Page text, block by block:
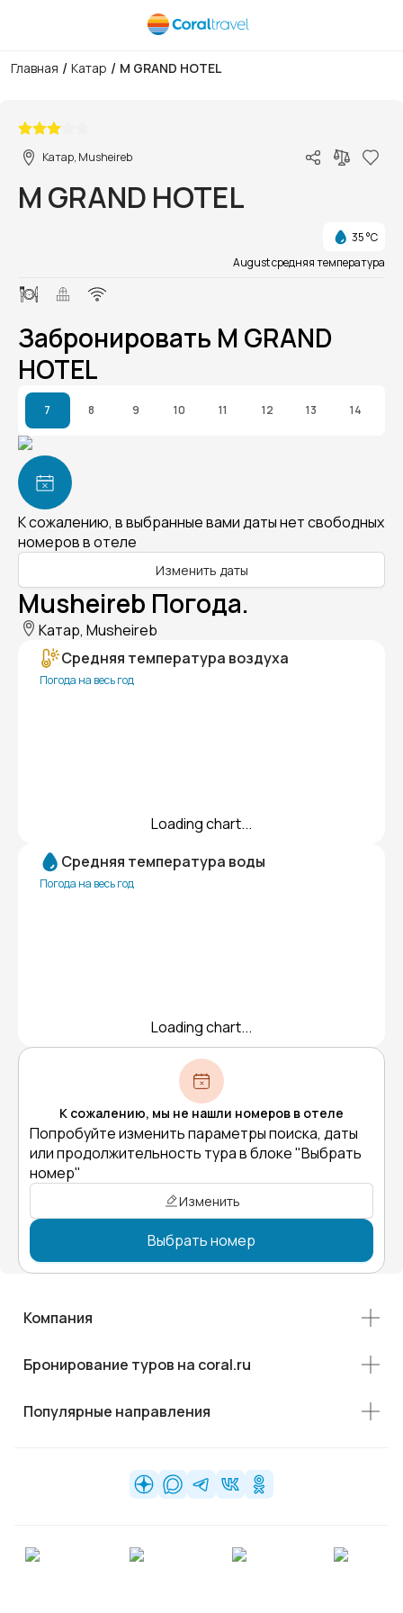
Главная / Катар / M GRAND HOTEL
Катар, Musheireb
M GRAND HOTEL
35 °C
August средняя температура
Забронировать M GRAND
HOTEL
7 8 9 10 11 12 13 14
К сожалению, в выбранные вами даты нет свободных
номеров в отеле
Изменить даты
Musheireb Погода.
Катар, Musheireb
Средняя температура воздуха
Погода на весь год
Loading chart...
Средняя температура воды
Погода на весь год
Loading chart...
К сожалению, мы не нашли номеров в отеле
Попробуйте изменить параметры поиска, даты
или продолжительность тура в блоке "Выбрать
номер"
Изменить
Выбрать номер
Компания
Бронирование туров на coral.ru
Популярные направления